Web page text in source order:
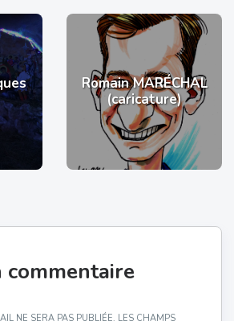
Romain MARÉCHAL
(caricature)
commentaire
NE SERA PAS PUBLIÉE. LES CHAMPS